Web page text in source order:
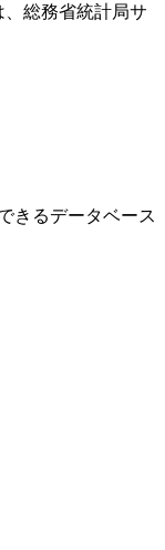
総務省統計局サ
きるデータベース